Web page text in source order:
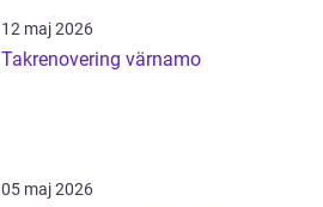
12 maj 2026
Takrenovering värnamo
05 maj 2026